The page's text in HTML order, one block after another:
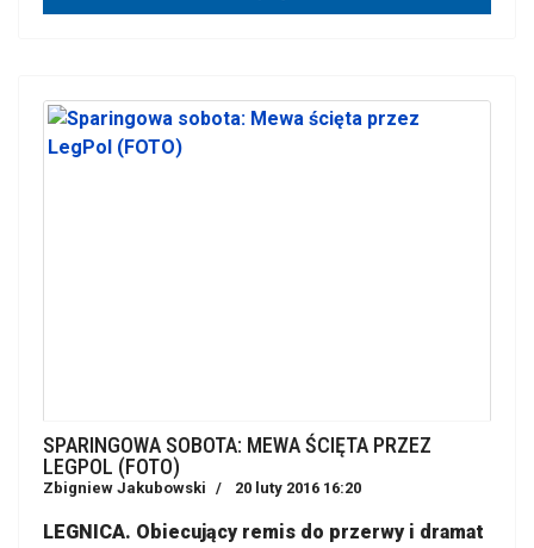
SPARINGOWA SOBOTA: MEWA ŚCIĘTA PRZEZ
LEGPOL (FOTO)
Zbigniew Jakubowski 20 luty 2016 16:20
LEGNICA. Obiecujący remis do przerwy i dramat